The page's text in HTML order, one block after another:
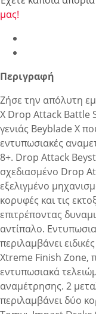
μας!
Περιγραφή
Ζήσε την απόλυτη
X Drop Attack Battle
γενιάς Beyblade X
εντυπωσιακές
8+. Drop Attack
σχεδιασμένο Drop
εξελιγμένο
κορυφές και τις
επιτρέποντας
αντίπαλο.
περιλαμβάνει
Xtreme Finish Zone,
εντυπωσιακά
αναμέτρησης. 2
περιλαμβάνει δύο